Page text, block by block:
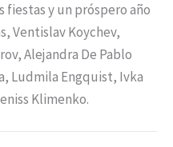
fiestas y un próspero año
Ventislav Koychev,
Alejandra De Pablo
Ludmila Engquist, Ivka
Klimenko.